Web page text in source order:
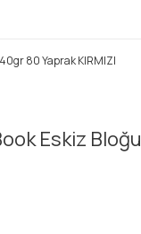
80 Yaprak KIRMIZI
Eskiz Bloğu